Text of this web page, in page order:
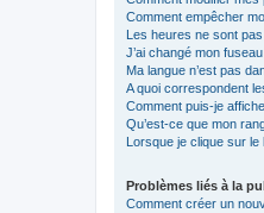
Comment empêcher
Les heures ne sont
J’ai changé mon
Ma langue n’est pas
A quoi correspondent
Comment puis-je
Qu’est-ce que mon
Lorsque je clique sur le
Problèmes liés à la
Comment créer un